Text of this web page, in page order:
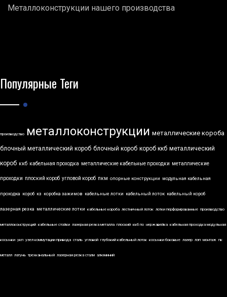
Металлоконструкции нашего производства
Популярные Теги
производство металлоконструкции металлические короба
блочный металлический короб блочный короб короб ккб металлический
короб ккб кабельная проходка металлические кабельные проходки металлические
проходки плоский короб угловой короб пкм опорные конструкции модульная кабельная
проходка короб кз коробка зажимов кабельные лотки кабельный лоток кабельный короб
лазерная резка металлические лотки кабельные короба лестничный лоток лотки перфорированные производство
металлоконструкций кабельные стойки лазерная резка металла плоский ккб по нержавейка кабельная проходка модульная
косынки укп узел коммутации привода сталь угловой глубокий кабельный лоток косынки боковые лазер лэп монтаж пк
металл латунь трехканальный лазерная резка стали алюминий